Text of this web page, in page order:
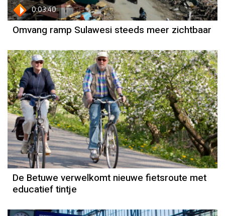
0:03:40
Omvang ramp Sulawesi steeds meer zichtbaar
De Betuwe verwelkomt nieuwe fietsroute met
educatief tintje